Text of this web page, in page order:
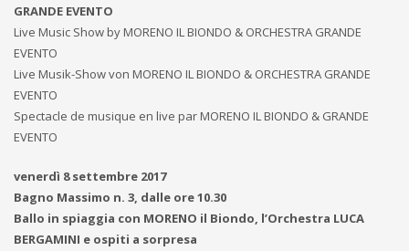
GRANDE EVENTO
Live Music Show by MORENO IL BIONDO & ORCHESTRA GRANDE
EVENTO
Live Musik-Show von MORENO IL BIONDO & ORCHESTRA GRANDE
EVENTO
Spectacle de musique en live par MORENO IL BIONDO & GRANDE
EVENTO
venerdì 8 settembre 2017
Bagno Massimo n. 3, dalle ore 10.30
Ballo in spiaggia con MORENO il Biondo, l’Orchestra LUCA
BERGAMINI e ospiti a sorpresa